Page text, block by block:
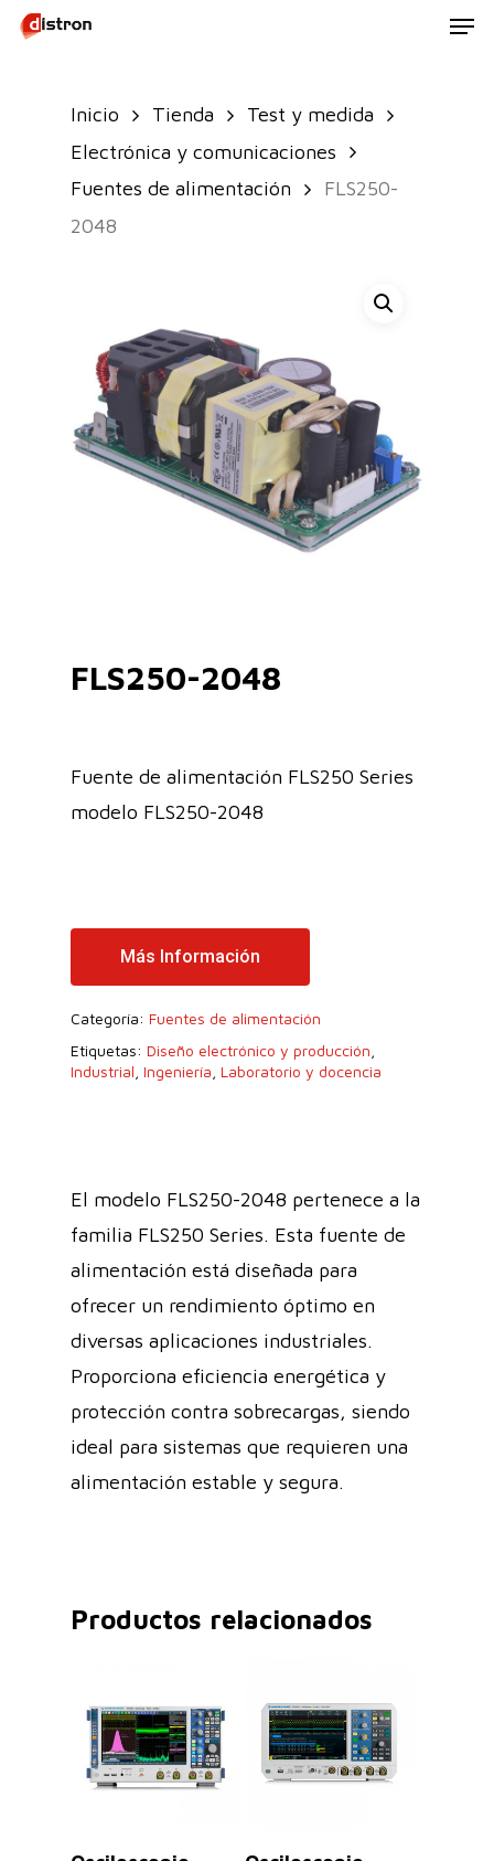
Skip
Inicio Tienda
Test y medida
Electrónica y comunicaciones
Fuentes de alimentación
FLS250-
2048
FLS250-2048
Fuente de alimentación FLS250 Series
modelo FLS250-2048
Más Información
Categoría: Fuentes de alimentación
Etiquetas: Diseño electrónico y producción
Industrial Ingeniería Laboratorio y docencia
El modelo FLS250-2048 pertenece a la
familia FLS250 Series. Esta fuente de
alimentación está diseñada para
ofrecer un rendimiento óptimo en
diversas aplicaciones industriales.
Proporciona eficiencia energética y
protección contra sobrecargas, siendo
ideal para sistemas que requieren una
alimentación estable y segura.
Productos relacionados
Seleccionar
Leer Más